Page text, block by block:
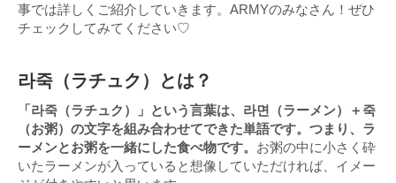
事では詳しくご紹介していきます。ARMYのみなさん！ぜひ
チェックしてみてください♡
라죽（ラチュク）とは？
「라죽（ラチュク）」という言葉は、라면（ラーメン）＋죽
（お粥）の文字を組み合わせてできた単語です。つまり、ラ
ーメンとお粥を一緒にした食べ物です。 お粥の中に小さく砕
いたラーメンが入っていると想像していただければ、イメー